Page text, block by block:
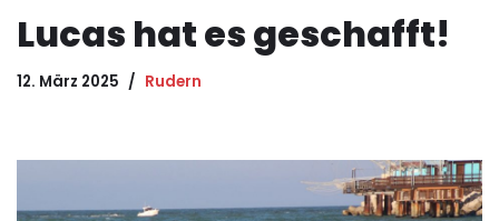
Lucas hat es geschafft!
12. März 2025 Rudern